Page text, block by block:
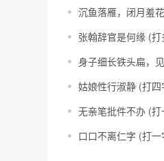
沉鱼落雁，闭月羞
张翰辞官是何缘 (
身子细长铁头扁，
姑娘性行淑静 (打
无亲笔批件不办 (打
口口不离仁字 (打一